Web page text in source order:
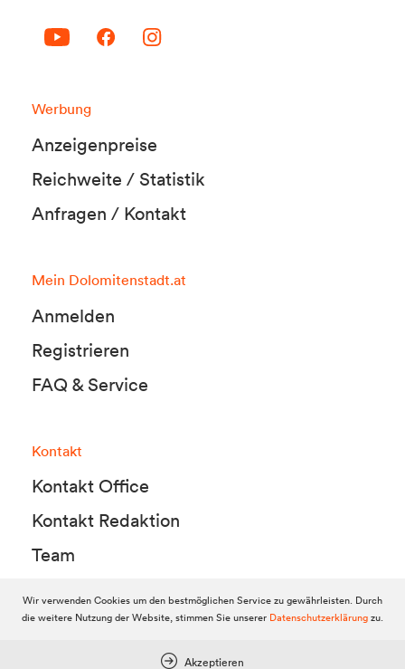
Werbung
Anzeigenpreise
Reichweite / Statistik
Anfragen / Kontakt
Mein Dolomitenstadt.at
Anmelden
Registrieren
FAQ & Service
Kontakt
Kontakt Office
Kontakt Redaktion
Team
© 2010-2026 Dolomitenstadt.at
Wir verwenden Cookies um den bestmöglichen Service zu gewährleisten. Durch
die weitere Nutzung der Website, stimmen Sie unserer Datenschutzerklärungzu.
Akzeptieren